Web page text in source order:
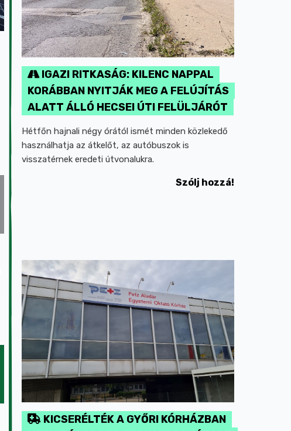
IGAZI RITKASÁG: KILENC NAPPAL
KORÁBBAN NYITJÁK MEG A FELÚJÍTÁS
ALATT ÁLLÓ HECSEI ÚTI FELÜLJÁRÓT
Hétfőn hajnali négy órától ismét minden közlekedő
használhatja az átkelőt, az autóbuszok is
visszatérnek eredeti útvonalukra.
Szólj hozzá!
KICSERÉLTÉK A GYŐRI KÓRHÁZBAN